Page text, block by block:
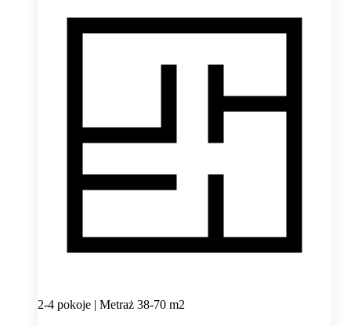
2-4 pokoje | Metraż 38-70 m2